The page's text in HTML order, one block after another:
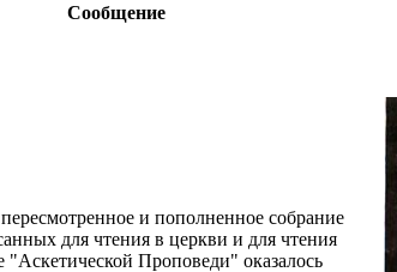
Сообщение
и пополненное собрание
для чтения в церкви и для чтения
"Аскетической Проповеди" оказалось